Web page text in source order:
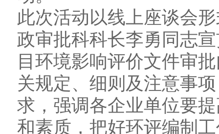
此次活动以线上座谈会
政审批科科长李勇同志
目环境影响评价文件审
关规定、细则及注意事
求，强调各企业单位要
和素质，把好环评编制